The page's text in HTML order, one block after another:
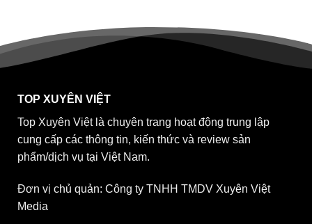
TOP XUYÊN VIỆT
Top Xuyên Việt là chuyên trang hoạt động trung lập
cung cấp các thông tin, kiến thức và review sản
phẩm/dịch vụ tại Việt Nam.
Đơn vị chủ quản: Công ty TNHH TMDV Xuyên Việt
Media